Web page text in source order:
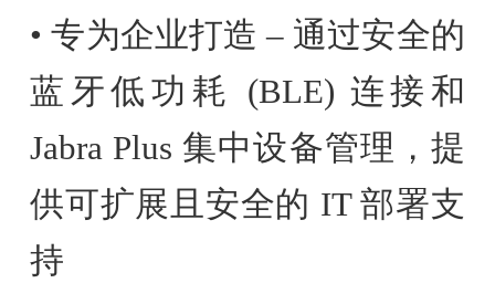
• 专为企业打造 – 通过安全的
蓝牙低功耗 (BLE) 连接和
Jabra Plus 集中设备管理，提
供可扩展且安全的 IT 部署支
持